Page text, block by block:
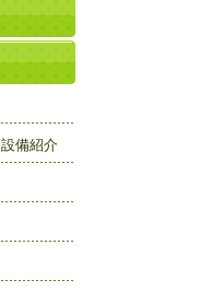
設備紹介